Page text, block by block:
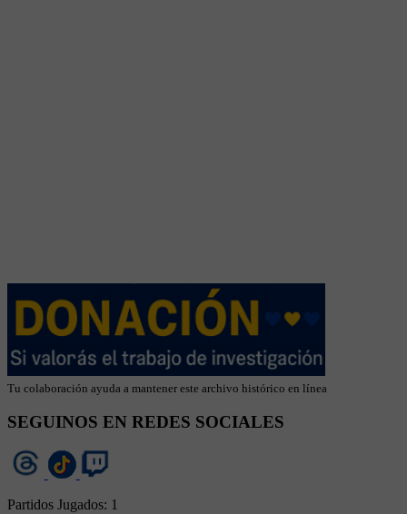
Tu colaboración ayuda a mantener este archivo histórico en línea
SEGUINOS EN REDES SOCIALES
Partidos Jugados: 1